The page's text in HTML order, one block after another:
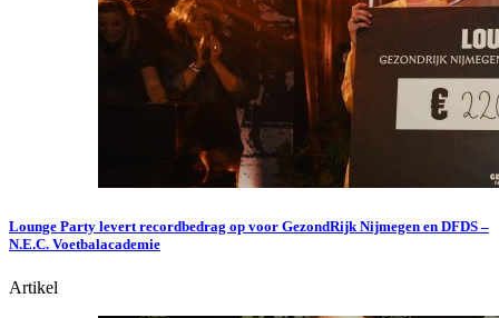
Lounge Party levert recordbedrag op voor GezondRijk Nijmegen en DFDS –
N.E.C. Voetbalacademie
Artikel